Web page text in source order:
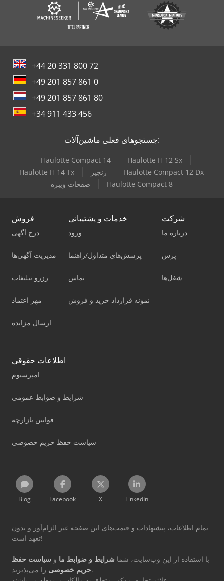
+44 20 331 800 72
+49 201 857 861 0
+49 201 857 861 80
+34 911 433 456
جستجوهای فعلی ماشین‌آلات:
Haulotte Compact 14
Haulotte H 12 Sx
Haulotte H 14 Tx
زنجیر
Haulotte Compact 12 Dx
صفحات ویبره
Haulotte Compact 8
فروش
درج آگهی
مدیریت آگهی‌ها
رزرو تبلیغات
مهر اعتماد
ارسال مزایده
خدمات و پشتیبانی
ورود
پرسش‌های متداول/راهنما
تماس
نمونه قرارداد خرید و فروش
شرکت
درباره ما
پرس
شغل‌ها
اطلاعات حقوقی
امپرسیوم
شرایط و ضوابط عمومی
قوانین بازارچه
سیاست حفظ حریم خصوصی
Blog Facebook X LinkedIn
تمام اطلاعات، پیشنهادات و قیمت‌های این صفحه غیر الزام‌آور و بدون
تعهد است!
با استفاده از این وب‌سایت، شما شرایط و ضوابط ما و سیاست حفظ
حریم خصوصیرا می‌پذیرید.